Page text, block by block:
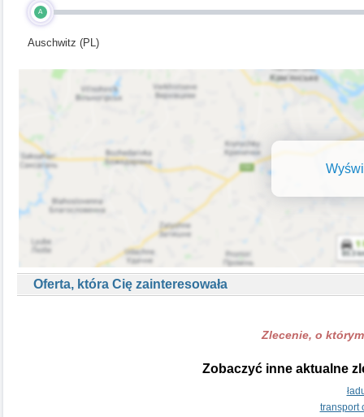
A
Auschwitz (PL)
Oferta, która Cię zainteresowała
Zlecenie, o
Zobaczyć inne aktualne
transport